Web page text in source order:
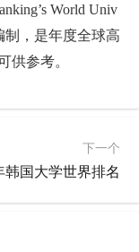
World Univ
制，是年度全球高
供参考。
下一个
韩国大学世界排名